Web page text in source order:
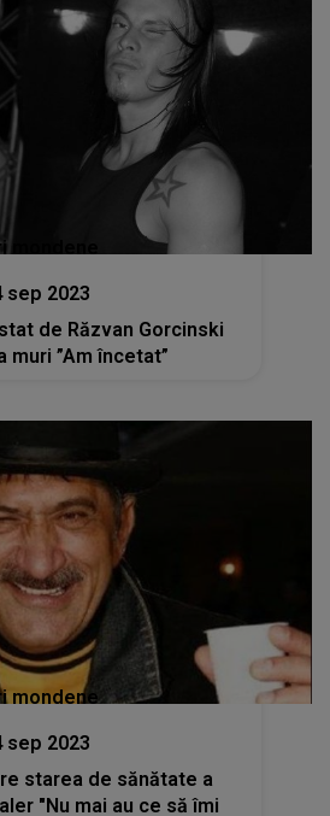
mondene
sep 2023
de Răzvan Gorcinski
muri ”Am încetat”
mondene
sep 2023
starea de sănătate a
"Nu mai au ce să îmi